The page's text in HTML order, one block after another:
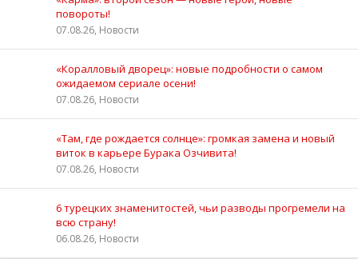
повороты!
07.08.26, Новости
«Коралловый дворец»: новые подробности о самом
ожидаемом сериале осени!
07.08.26, Новости
«Там, где рождается солнце»: громкая замена и новый
виток в карьере Бурака Озчивита!
07.08.26, Новости
6 турецких знаменитостей, чьи разводы прогремели на
всю страну!
06.08.26, Новости